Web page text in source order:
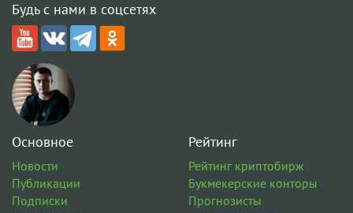
Будь с нами в соцсетях
Основное
Новости
Публикации
Подписки
Рейтинг
Рейтинг криптобирж
Букмекерские конторы
Прогнозисты